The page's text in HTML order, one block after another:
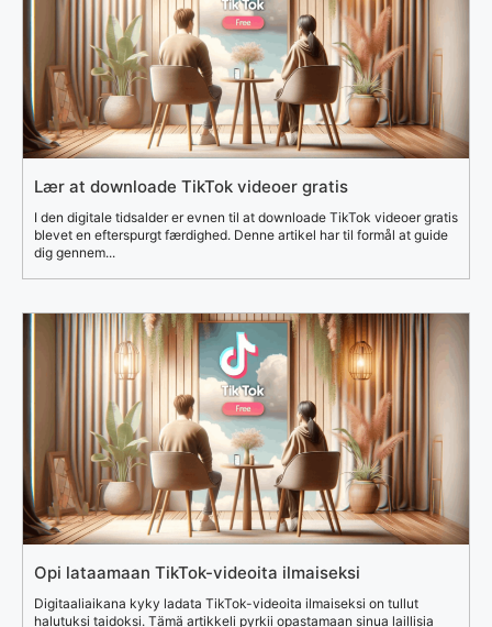
Lær at downloade TikTok videoer gratis
I den digitale tidsalder er evnen til at downloade TikTok videoer gratis
blevet en efterspurgt færdighed. Denne artikel har til formål at guide
dig gennem...
Opi lataamaan TikTok-videoita ilmaiseksi
Digitaaliaikana kyky ladata TikTok-videoita ilmaiseksi on tullut
halutuksi taidoksi. Tämä artikkeli pyrkii opastamaan sinua laillisia